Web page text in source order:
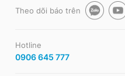
Theo dõi báo trên
Hotline
0906 645 777